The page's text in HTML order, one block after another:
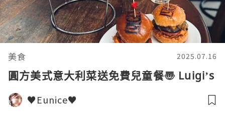
美食 2025.07.16
圓方美式意大利菜送免費兒童餐〠 Luigi’s
♥Eunice♥